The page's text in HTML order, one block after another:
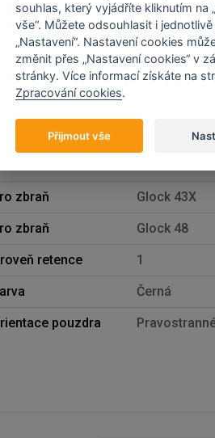
zbraň Glock 43X
zbraň Glock 48
retence 1
Černá
pouzdra
souhlas, který vyjádříte kliknutím na
vše“. Můžete odsouhlasit i jednotlivě
„Nastavení“. Nastavení cookies
změnit přes „Nastavení cookies“ v
stránky. Více informací získáte na
Zpracování cookies.
Přijmout vše